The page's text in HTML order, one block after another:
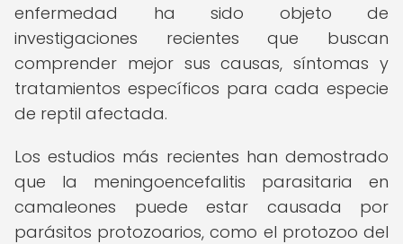
enfermedad ha sido objeto de
investigaciones recientes que buscan
comprender mejor sus causas, síntomas y
tratamientos específicos para cada especie
de reptil afectada.
Los estudios más recientes han demostrado
que la meningoencefalitis parasitaria en
camaleones puede estar causada por
parásitos protozoarios, como el protozoo del